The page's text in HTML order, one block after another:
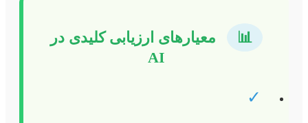
📊
معیارهای ارزیابی کلیدی در
AI
✓